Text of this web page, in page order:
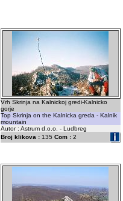
Vrh Skrinja na Kalnickoj gredi-Kalnicko
gorje
Top Skrinja on the Kalnicka greda - Kalnik
mountain
Autor : Astrum d.o.o. - Ludbreg
Broj klikova :135 Com :2